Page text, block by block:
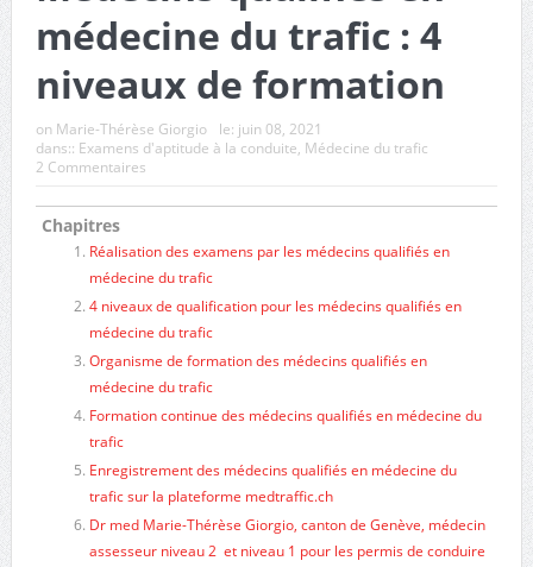
médecine du trafic : 4
niveaux de formation
on Marie-Thérèse Giorgio le: juin 08, 2021
dans:: Examens d'aptitude à la conduite, Médecine du trafic
2 Commentaires
Chapitres
Réalisation des examens par les médecins qualifiés en
médecine du trafic
4 niveaux de qualification pour les médecins qualifiés en
médecine du trafic
Organisme de formation des médecins qualifiés en
médecine du trafic
Formation continue des médecins qualifiés en médecine du
trafic
Enregistrement des médecins qualifiés en médecine du
trafic sur la plateforme medtraffic.ch
Dr med Marie-Thérèse Giorgio, canton de Genève, médecin
assesseur niveau 2 et niveau 1 pour les permis de conduire